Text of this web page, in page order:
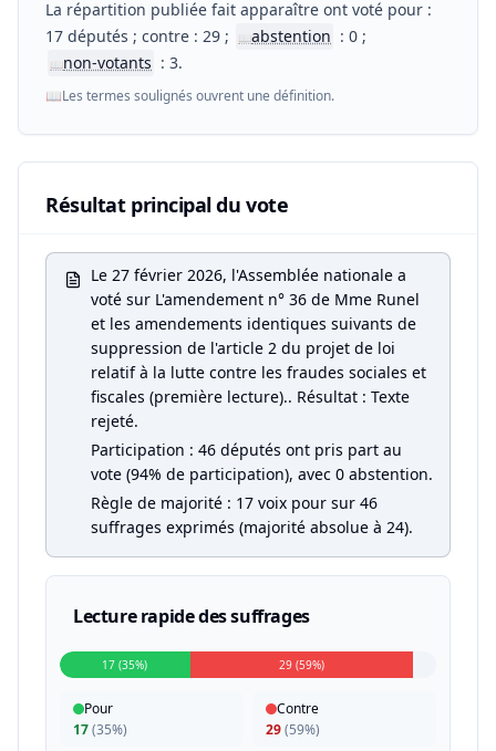
La répartition publiée fait apparaître ont voté pour :
17 députés ; contre : 29 ;
📖abstention : 0 ;
📖non-votants : 3.
📖Les termes soulignés ouvrent une définition.
Résultat principal du vote
Le 27 février 2026, l'Assemblée nationale a
voté sur L'amendement n° 36 de Mme Runel
et les amendements identiques suivants de
suppression de l'article 2 du projet de loi
relatif à la lutte contre les fraudes sociales et
fiscales (première lecture).. Résultat : Texte
rejeté.
Participation : 46 députés ont pris part au
vote (94% de participation), avec 0 abstention.
Règle de majorité : 17 voix pour sur 46
suffrages exprimés (majorité absolue à 24).
Lecture rapide des suffrages
17 (35%) 29 (59%)
Pour
17(35%)
Contre
29(59%)